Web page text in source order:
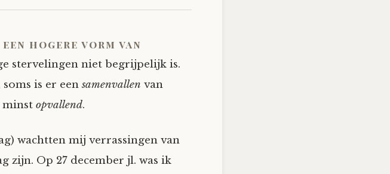
hogere vorm van
stervelingen niet begrijpelijk is.
is er eensamenvallen van
minst opvallend.
wachtten mij verrassingen van
zijn. Op 27 december jl. was ik